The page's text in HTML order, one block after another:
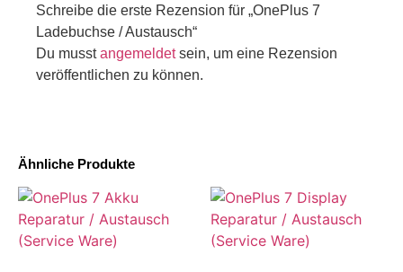
Ähnliche Produkte
Schreibe die erste Rezension für „OnePlus 7
Ladebuchse / Austausch“
Du musstangemeldetsein, um eine Rezension
veröffentlichen zu können.